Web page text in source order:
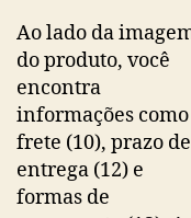
Ao lado da
do produto, você
encontra
informações como
frete (10), prazo de
entrega (12) e
formas de